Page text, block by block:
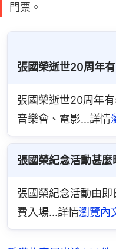
門票。
張國榮逝世20周年
張國榮逝世20周年
音樂會、電影...詳情
張國榮紀念活動甚麼
張國榮紀念活動由
費入場...詳情瀏覽內